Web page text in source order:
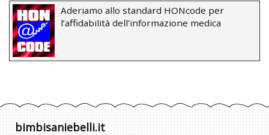
Aderiamo allo standard HONcode per
l’affidabilità dell’informazione medica
bimbisaniebelli.it